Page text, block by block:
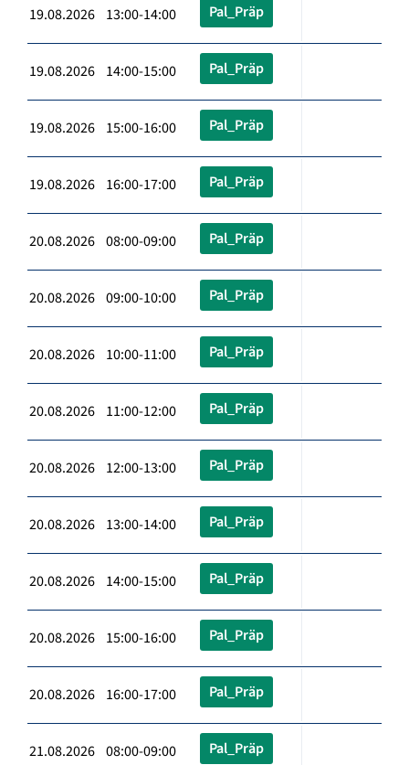
19.08.2026 13:00-14:00 Pal_Präp
19.08.2026 14:00-15:00 Pal_Präp
19.08.2026 15:00-16:00 Pal_Präp
19.08.2026 16:00-17:00 Pal_Präp
20.08.2026 08:00-09:00 Pal_Präp
20.08.2026 09:00-10:00 Pal_Präp
20.08.2026 10:00-11:00 Pal_Präp
20.08.2026 11:00-12:00 Pal_Präp
20.08.2026 12:00-13:00 Pal_Präp
20.08.2026 13:00-14:00 Pal_Präp
20.08.2026 14:00-15:00 Pal_Präp
20.08.2026 15:00-16:00 Pal_Präp
20.08.2026 16:00-17:00 Pal_Präp
21.08.2026 08:00-09:00 Pal_Präp